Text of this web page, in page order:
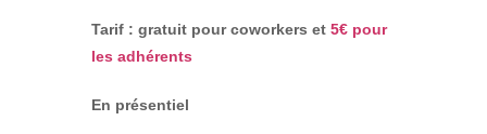
Tarif : gratuit pour coworkers et 5€ pour
les adhérents
En présentiel